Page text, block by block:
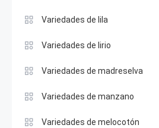
Variedades de lila
Variedades de lirio
Variedades de madreselva
Variedades de manzano
Variedades de melocotón